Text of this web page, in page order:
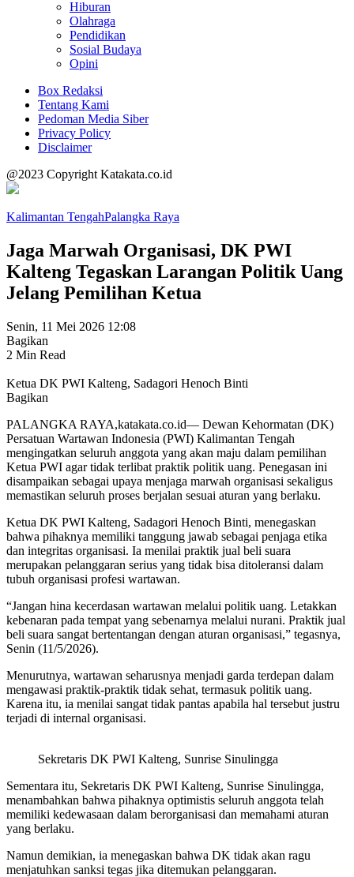
Hiburan
Olahraga
Pendidikan
Sosial Budaya
Opini
Box Redaksi
Tentang Kami
Pedoman Media Siber
Privacy Policy
Disclaimer
@2023 Copyright Katakata.co.id
Kalimantan TengahPalangka Raya
Jaga Marwah Organisasi, DK PWI
Kalteng Tegaskan Larangan Politik Uang
Jelang Pemilihan Ketua
Senin, 11 Mei 2026 12:08
Bagikan
2 Min Read
Ketua DK PWI Kalteng, Sadagori Henoch Binti
Bagikan
PALANGKA RAYA,katakata.co.id— Dewan Kehormatan (DK)
Persatuan Wartawan Indonesia (PWI) Kalimantan Tengah
mengingatkan seluruh anggota yang akan maju dalam pemilihan
Ketua PWI agar tidak terlibat praktik politik uang. Penegasan ini
disampaikan sebagai upaya menjaga marwah organisasi sekaligus
memastikan seluruh proses berjalan sesuai aturan yang berlaku.
Ketua DK PWI Kalteng, Sadagori Henoch Binti, menegaskan
bahwa pihaknya memiliki tanggung jawab sebagai penjaga etika
dan integritas organisasi. Ia menilai praktik jual beli suara
merupakan pelanggaran serius yang tidak bisa ditoleransi dalam
tubuh organisasi profesi wartawan.
“Jangan hina kecerdasan wartawan melalui politik uang. Letakkan
kebenaran pada tempat yang sebenarnya melalui nurani. Praktik jual
beli suara sangat bertentangan dengan aturan organisasi,” tegasnya,
Senin (11/5/2026).
Menurutnya, wartawan seharusnya menjadi garda terdepan dalam
mengawasi praktik-praktik tidak sehat, termasuk politik uang.
Karena itu, ia menilai sangat tidak pantas apabila hal tersebut justru
terjadi di internal organisasi.
Sekretaris DK PWI Kalteng, Sunrise Sinulingga
Sementara itu, Sekretaris DK PWI Kalteng, Sunrise Sinulingga,
menambahkan bahwa pihaknya optimistis seluruh anggota telah
memiliki kedewasaan dalam berorganisasi dan memahami aturan
yang berlaku.
Namun demikian, ia menegaskan bahwa DK tidak akan ragu
menjatuhkan sanksi tegas jika ditemukan pelanggaran.